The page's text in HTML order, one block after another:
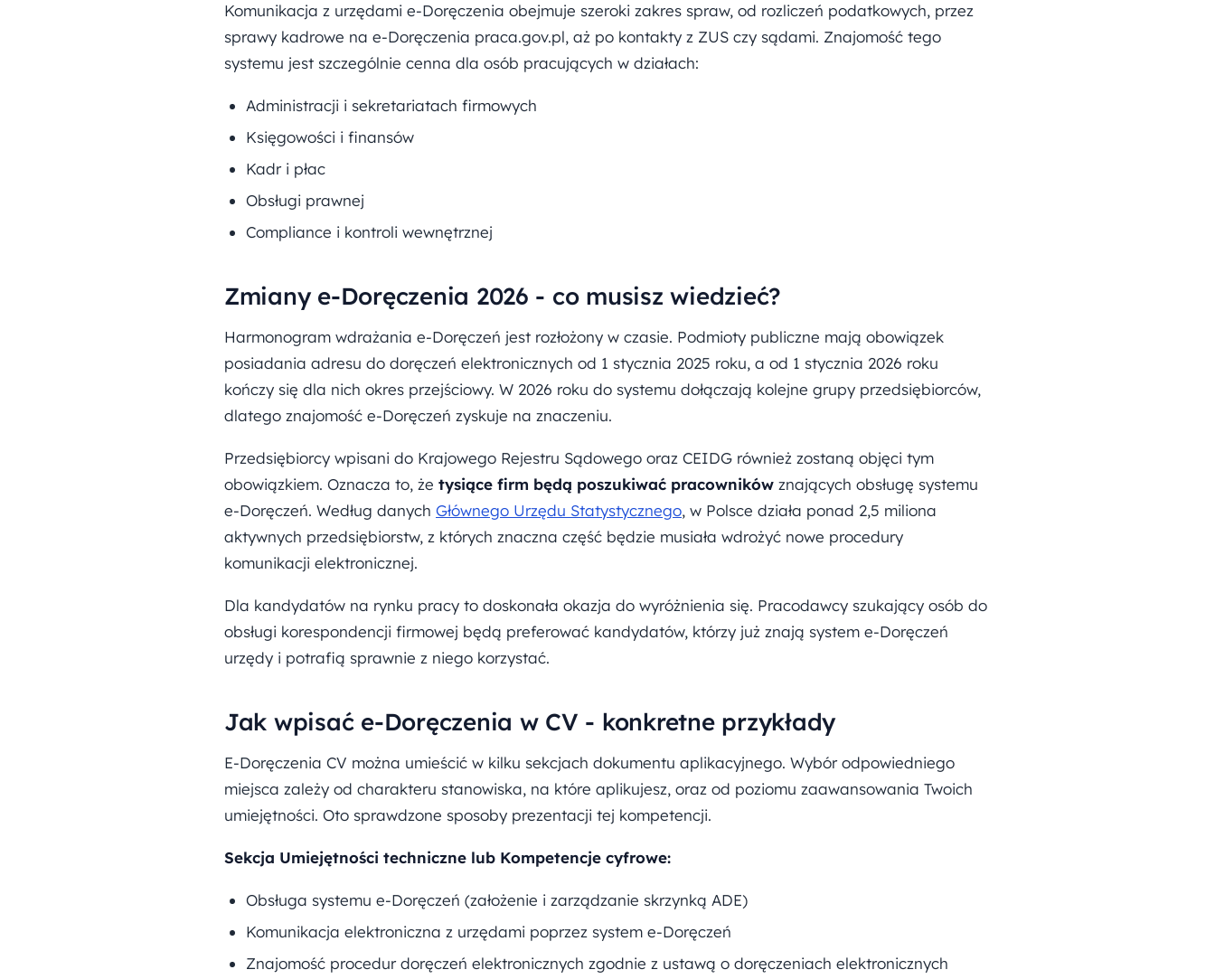
Komunikacja z urzędami e-Doręczenia obejmuje szeroki zakres spraw, od rozliczeń podatkowych, przez
sprawy kadrowe na e-Doręczenia praca.gov.pl, aż po kontakty z ZUS czy sądami. Znajomość tego
systemu jest szczególnie cenna dla osób pracujących w działach:
Administracji i sekretariatach firmowych
Księgowości i finansów
Kadr i płac
Obsługi prawnej
Compliance i kontroli wewnętrznej
Zmiany e-Doręczenia 2026 - co musisz wiedzieć?
Harmonogram wdrażania e-Doręczeń jest rozłożony w czasie. Podmioty publiczne mają obowiązek
posiadania adresu do doręczeń elektronicznych od 1 stycznia 2025 roku, a od 1 stycznia 2026 roku
kończy się dla nich okres przejściowy. W 2026 roku do systemu dołączają kolejne grupy przedsiębiorców,
dlatego znajomość e-Doręczeń zyskuje na znaczeniu.
Przedsiębiorcy wpisani do Krajowego Rejestru Sądowego oraz CEIDG również zostaną objęci tym
obowiązkiem. Oznacza to, że tysiące firm będą poszukiwać pracowników znających obsługę systemu
e-Doręczeń. Według danych Głównego Urzędu Statystycznego, w Polsce działa ponad 2,5 miliona
aktywnych przedsiębiorstw, z których znaczna część będzie musiała wdrożyć nowe procedury
komunikacji elektronicznej.
Dla kandydatów na rynku pracy to doskonała okazja do wyróżnienia się. Pracodawcy szukający osób do
obsługi korespondencji firmowej będą preferować kandydatów, którzy już znają system e-Doręczeń
urzędy i potrafią sprawnie z niego korzystać.
Jak wpisać e-Doręczenia w CV - konkretne przykłady
E-Doręczenia CV można umieścić w kilku sekcjach dokumentu aplikacyjnego. Wybór odpowiedniego
miejsca zależy od charakteru stanowiska, na które aplikujesz, oraz od poziomu zaawansowania Twoich
umiejętności. Oto sprawdzone sposoby prezentacji tej kompetencji.
Sekcja Umiejętności techniczne lub Kompetencje cyfrowe:
Obsługa systemu e-Doręczeń (założenie i zarządzanie skrzynką ADE)
Komunikacja elektroniczna z urzędami poprzez system e-Doręczeń
Znajomość procedur doręczeń elektronicznych zgodnie z ustawą o doręczeniach elektronicznych